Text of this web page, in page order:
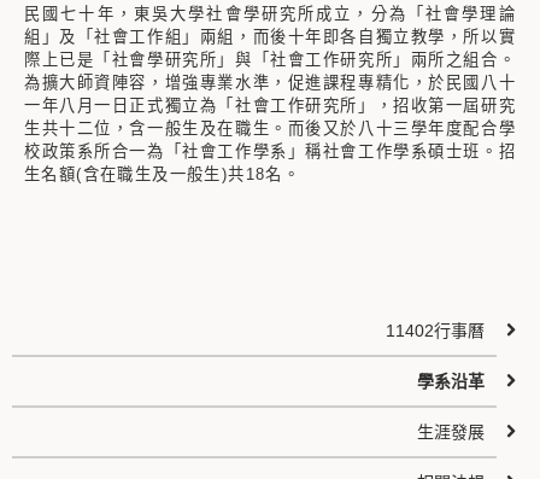
民國七十年，東吳大學社會學研究所成立，分為「社會學理論
組」及「社會工作組」兩組，而後十年即各自獨立教學，所以實
際上已是「社會學研究所」與「社會工作研究所」兩所之組合。
為擴大師資陣容，增強專業水準，促進課程專精化，於民國八十
一年八月一日正式獨立為「社會工作研究所」，招收第一屆研究
生共十二位，含一般生及在職生。而後又於八十三學年度配合學
校政策系所合一為「社會工作學系」稱社會工作學系碩士班。招
生名額(含在職生及一般生)共18名。
11402行事曆
學系沿革
生涯發展